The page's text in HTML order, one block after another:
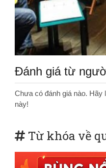
Đánh giá từ
Chưa có đánh giá nào. Hãy
này!
Từ khóa về